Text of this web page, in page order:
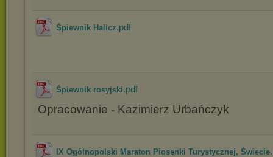
Śpiewnik Halicz.pdf
Śpiewnik rosyjski.pdf
Opracowanie - Kazimierz Urbańczyk
IX Ogólnopolski Maraton Piosenki Turystycznej, Świecie